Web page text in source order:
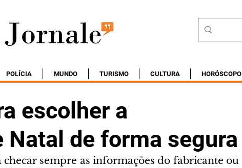
POLÍCIA MUNDO TURISMO CULTURA HORÓSCOPO
escolher a
Natal de forma segura
sempre as informações do fabricante ou